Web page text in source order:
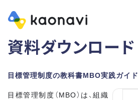
資料ダウンロード
目標管理制度の教科書MBO実践ガイド
目標管理制度（MBO）は、組織